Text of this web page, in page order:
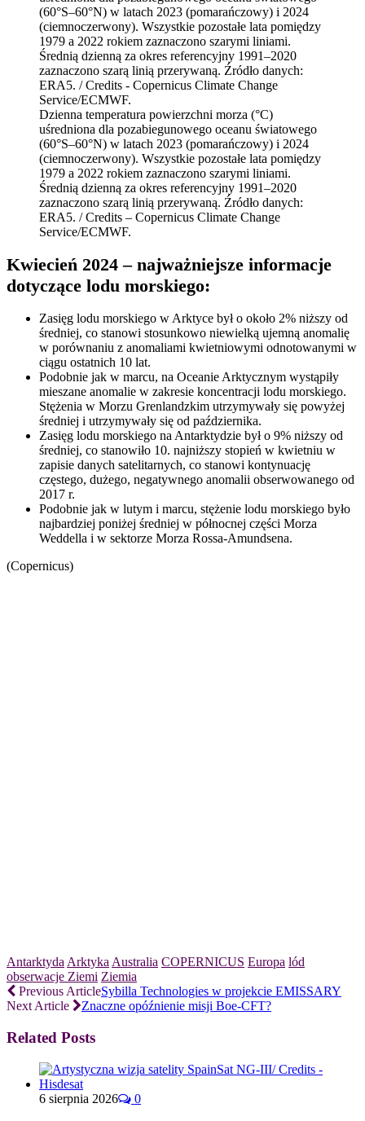
Dzienna temperatura powierzchni morza (°C)
uśredniona dla pozabiegunowego oceanu światowego
(60°S–60°N) w latach 2023 (pomarańczowy) i 2024
(ciemnoczerwony). Wszystkie pozostałe lata pomiędzy
1979 a 2022 rokiem zaznaczono szarymi liniami.
Średnią dzienną za okres referencyjny 1991–2020
zaznaczono szarą linią przerywaną. Źródło danych:
ERA5. / Credits – Copernicus Climate Change
Service/ECMWF.
Kwiecień 2024 – najważniejsze informacje
dotyczące lodu morskiego:
Zasięg lodu morskiego w Arktyce był o około 2% niższy od
średniej, co stanowi stosunkowo niewielką ujemną anomalię
w porównaniu z anomaliami kwietniowymi odnotowanymi w
ciągu ostatnich 10 lat.
Podobnie jak w marcu, na Oceanie Arktycznym wystąpiły
mieszane anomalie w zakresie koncentracji lodu morskiego.
Stężenia w Morzu Grenlandzkim utrzymywały się powyżej
średniej i utrzymywały się od października.
Zasięg lodu morskiego na Antarktydzie był o 9% niższy od
średniej, co stanowiło 10. najniższy stopień w kwietniu w
zapisie danych satelitarnych, co stanowi kontynuację
częstego, dużego, negatywnego anomalii obserwowanego od
2017 r.
Podobnie jak w lutym i marcu, stężenie lodu morskiego było
najbardziej poniżej średniej w północnej części Morza
Weddella i w sektorze Morza Rossa-Amundsena.
(Copernicus)
Antarktyda Arktyka Australia COPERNICUS Europa lód
obserwacje Ziemi Ziemia
Previous ArticleSybilla Technologies w projekcie EMISSARY
Next Article
Znaczne opóźnienie misji Boe-CFT?
Related Posts
6 sierpnia 2026 0